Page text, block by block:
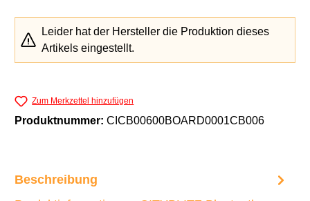
Leider hat der Hersteller die Produktion dieses
Artikels eingestellt.
Zum Merkzettel hinzufügen
Produktnummer: CICB00600BOARD0001CB006
Beschreibung